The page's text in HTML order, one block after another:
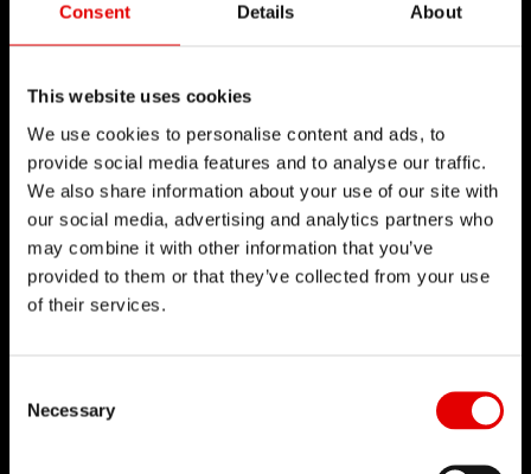
Consent Details About
This website uses cookies
We use cookies to personalise content and ads, to
provide social media features and to analyse our traffic.
We also share information about your use of our site with
our social media, advertising and analytics partners who
may combine it with other information that you’ve
provided to them or that they’ve collected from your use
of their services.
Necessary